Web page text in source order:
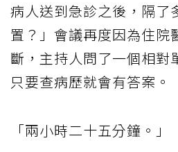
病人送到急診之後，隔了
置？」會議再度因為住院
斷，主持人問了一個相對
只要查病歷就會有答案。
「兩小時二十五分鐘。」